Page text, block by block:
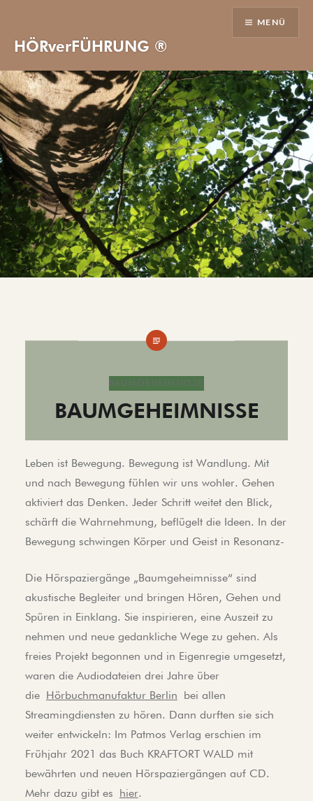
InhaltHÖRverFÜHRUNG ®
MENÜ
BAUMGEHEIMNISSE
BAUMGEHEIMNISSE
Leben ist Bewegung. Bewegung ist Wandlung. Mit
und nach Bewegung fühlen wir uns wohler. Gehen
aktiviert das Denken. Jeder Schritt weitet den Blick,
schärft die Wahrnehmung, beflügelt die Ideen. In der
Bewegung schwingen Körper und Geist in Resonanz-
Die Hörspaziergänge „Baumgeheimnisse“ sind
akustische Begleiter und bringen Hören, Gehen und
Spüren in Einklang. Sie inspirieren, eine Auszeit zu
nehmen und neue gedankliche Wege zu gehen. Als
freies Projekt begonnen und in Eigenregie umgesetzt,
waren die Audiodateien drei Jahre über
die
Hörbuchmanufaktur Berlin bei allen
Streamingdiensten zu hören. Dann durften sie sich
weiter entwickeln: Im Patmos Verlag erschien im
Frühjahr 2021 das Buch KRAFTORT WALD mit
bewährten und neuen Hörspaziergängen auf CD.
Mehr dazu gibt es
hier.